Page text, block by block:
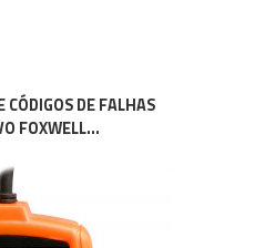
CÓDIGOS DE FALHAS
FOXWELL...